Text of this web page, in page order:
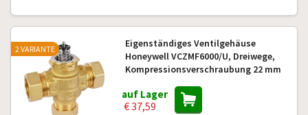
Eigenständiges Ventilgehäuse
Honeywell VCZMF6000/U, Dreiwege,
Kompressionsverschraubung 22 mm
auf Lager
€ 37,59
2 VARIANTE